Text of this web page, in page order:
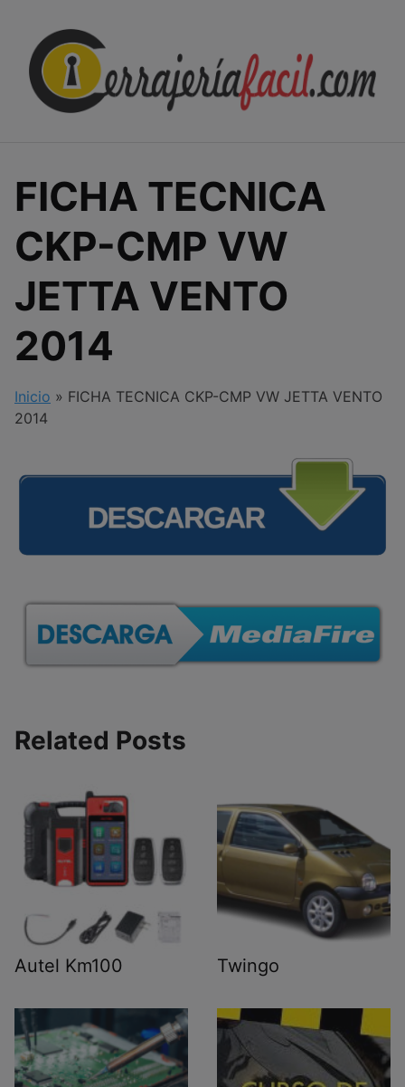
content
FICHA TECNICA
CKP-CMP VW
JETTA VENTO
2014
Inicio » FICHA TECNICA CKP-CMP VW JETTA VENTO
2014
Related Posts
Autel Km100 Twingo